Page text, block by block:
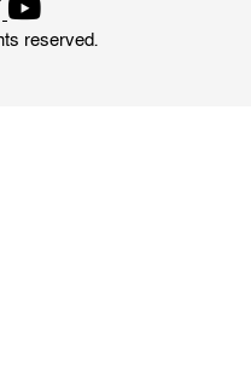
reserved.